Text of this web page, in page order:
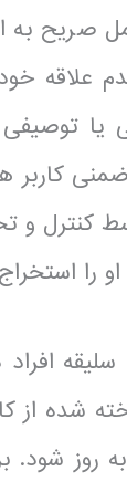
صریح
علاقه
یا
کاربر
او را
سلیقه
شده از
روز شود.